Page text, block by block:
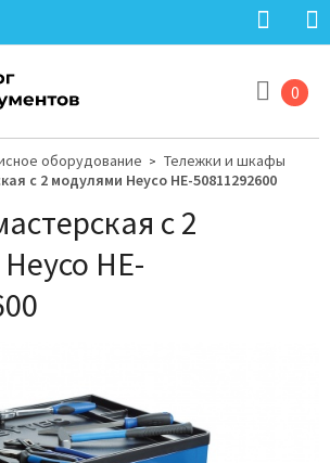
0
оборудование > Тележки и шкафы
с 2 модулями Heyco HE-50811292600
с 2
HE-